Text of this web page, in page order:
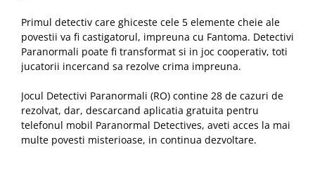
Primul detectiv care ghiceste cele 5 elemente cheie ale
povestii va fi castigatorul, impreuna cu Fantoma. Detectivi
Paranormali poate fi transformat si in joc cooperativ, toti
jucatorii incercand sa rezolve crima impreuna.
Jocul Detectivi Paranormali (RO) contine 28 de cazuri de
rezolvat, dar, descarcand aplicatia gratuita pentru
telefonul mobil Paranormal Detectives, aveti acces la mai
multe povesti misterioase, in continua dezvoltare.